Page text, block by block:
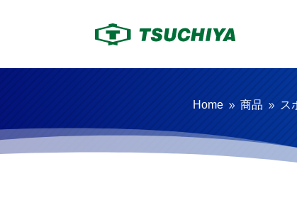
Home 9 商品 9 ス